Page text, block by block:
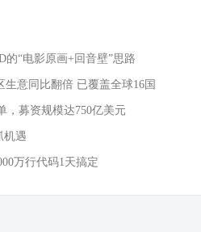
“电影原画+回音壁”思路
意同比翻倍 已覆盖全球16国
，募资规模达750亿美元
机遇
万行代码1天搞定